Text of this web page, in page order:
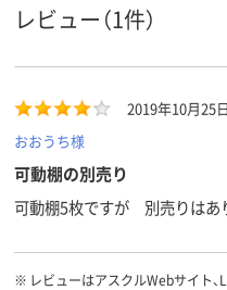
レビュー（1件）
2019年10月25日
おおうち様
可動棚の別売り
可動棚5枚ですが 別売りはあ
※ レビューはアスクルWebサイト、